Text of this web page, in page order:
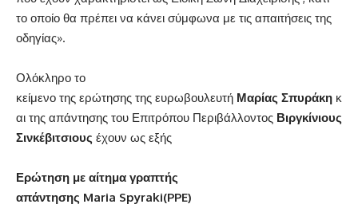
το οποίο θα πρέπει να κάνει σύμφωνα με τις απαιτήσεις της
οδηγίας».
Ολόκληρο το
κείμενο της ερώτησης της ευρωβουλευτή Μαρίας Σπυράκη κ
αι της απάντησης του Επιτρόπου Περιβάλλοντος Βιργκίνιους
Σινκέβιτσιους έχουν ως εξής
Ερώτηση με αίτημα γραπτής
απάντησης Maria Spyraki(PPE)